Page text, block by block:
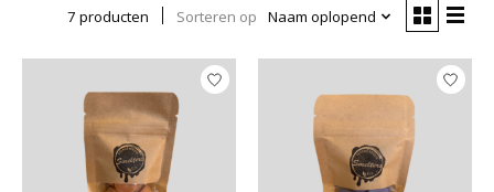
7 producten Sorteren op Naam oplopend